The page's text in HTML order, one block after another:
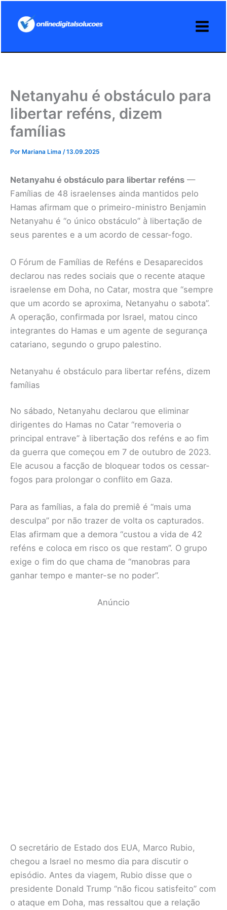
Netanyahu é obstáculo para
libertar reféns, dizem
famílias
Por Mariana Lima /13.09.2025
Netanyahu é obstáculo para libertar reféns —
Famílias de 48 israelenses ainda mantidos pelo
Hamas afirmam que o primeiro-ministro Benjamin
Netanyahu é “o único obstáculo” à libertação de
seus parentes e a um acordo de cessar-fogo.
O Fórum de Famílias de Reféns e Desaparecidos
declarou nas redes sociais que o recente ataque
israelense em Doha, no Catar, mostra que “sempre
que um acordo se aproxima, Netanyahu o sabota”.
A operação, confirmada por Israel, matou cinco
integrantes do Hamas e um agente de segurança
catariano, segundo o grupo palestino.
Netanyahu é obstáculo para libertar reféns, dizem
famílias
No sábado, Netanyahu declarou que eliminar
dirigentes do Hamas no Catar “removeria o
principal entrave” à libertação dos reféns e ao fim
da guerra que começou em 7 de outubro de 2023.
Ele acusou a facção de bloquear todos os cessar-
fogos para prolongar o conflito em Gaza.
Para as famílias, a fala do premiê é “mais uma
desculpa” por não trazer de volta os capturados.
Elas afirmam que a demora “custou a vida de 42
reféns e coloca em risco os que restam”. O grupo
exige o fim do que chama de “manobras para
ganhar tempo e manter-se no poder”.
Anúncio
O secretário de Estado dos EUA, Marco Rubio,
chegou a Israel no mesmo dia para discutir o
episódio. Antes da viagem, Rubio disse que o
presidente Donald Trump “não ficou satisfeito” com
o ataque em Doha, mas ressaltou que a relação